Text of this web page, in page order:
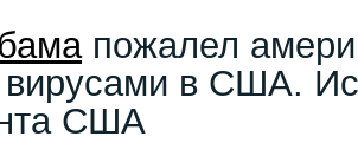
пожалел
в США.
США